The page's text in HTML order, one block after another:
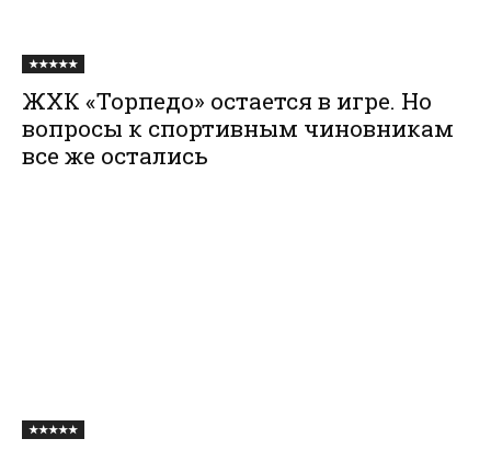
★★★★★
ЖХК «Торпедо» остается в игре. Но
вопросы к спортивным чиновникам
все же остались
★★★★★